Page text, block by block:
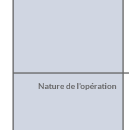
Nature de l'opération